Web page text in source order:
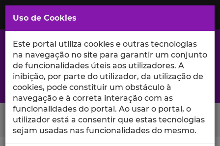
Saltar
para
Conteúdo
Principal
A excelência da investigação e ciência no Iscte
Search Button
Uso de Cookies
Este portal utiliza cookies e outras tecnologias
na navegação no site para garantir um conjunto
de funcionalidades úteis aos utilizadores. A
inibição, por parte do utilizador, da utilização de
cookies, pode constituir um obstáculo à
navegação e à correta interação com as
funcionalidades do portal. Ao usar o portal, o
utilizador está a consentir que estas tecnologias
sejam usadas nas funcionalidades do mesmo.